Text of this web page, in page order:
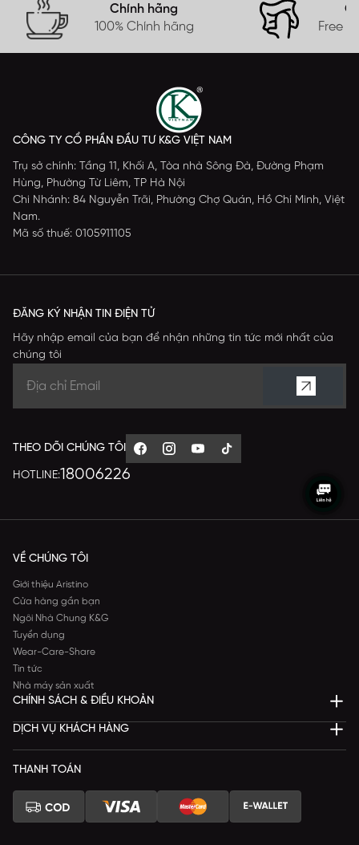
Chính hãng
100% Chính hãng
Free
CÔNG TY CỔ PHẦN ĐẦU TƯ K&G VIỆT NAM
Trụ sở chính: Tầng 11, Khối A, Tòa nhà Sông Đà, Đường Phạm
Hùng, Phường Từ Liêm, TP Hà Nội
Chi Nhánh: 84 Nguyễn Trãi, Phường Chợ Quán, Hồ Chí Minh, Việt
Nam.
Mã số thuế: 0105911105
ĐĂNG KÝ NHẬN TIN ĐIỆN TỬ
Hãy nhập email của bạn để nhận những tin tức mới nhất của
chúng tôi
THEO DÕI CHÚNG TÔI
HOTLINE:18006226
VỀ CHÚNG TÔI
Giới thiệu Aristino
Cửa hàng gần bạn
Ngôi Nhà Chung K&G
Tuyển dụng
Wear-Care-Share
Tin tức
Nhà máy sản xuất
CHÍNH SÁCH & ĐIỀU KHOẢN
DỊCH VỤ KHÁCH HÀNG
THANH TOÁN